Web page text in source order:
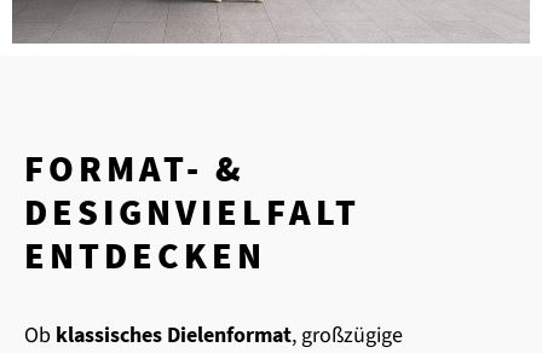
FORMAT- &
DESIGNVIELFALT
ENTDECKEN
Ob klassisches Dielenformat, großzügige